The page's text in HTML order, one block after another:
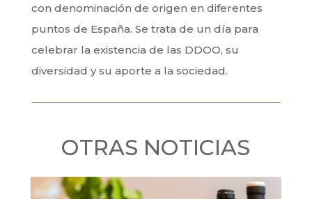
con denominación de origen en diferentes
puntos de España. Se trata de un día para
celebrar la existencia de las DDOO, su
diversidad y su aporte a la sociedad.
OTRAS NOTICIAS